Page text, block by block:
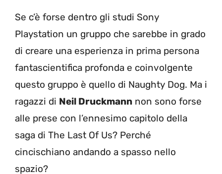
Se c’è forse dentro gli studi Sony
Playstation un gruppo che sarebbe in grado
di creare una esperienza in prima persona
fantascientifica profonda e coinvolgente
questo gruppo è quello di Naughty Dog. Ma i
ragazzi di Neil Druckmann non sono forse
alle prese con l’ennesimo capitolo della
saga di The Last Of Us? Perché
cincischiano andando a spasso nello
spazio?